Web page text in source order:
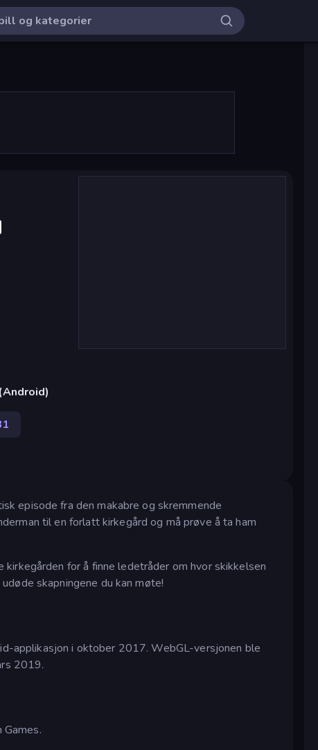
episode fra den makabre og skremmende
til en forlatt kirkegård og må prøve å ta ham
for å finne ledetråder om hvor skikkelsen
skapningene du kan møte!
applikasjon i oktober 2017. WebGL-versjonen ble
2019.